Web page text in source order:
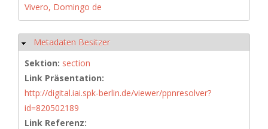
Vivero, Domingo de
Hide
Metadaten Besitzer
Sektion: section
Link Präsentation:
http://digital.iai.spk-berlin.de/viewer/ppnresolver?
id=820502189
Link Referenz: